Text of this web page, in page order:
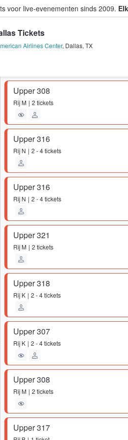
voor live-evenementen sinds 2009.
tickets kopen en
Tickets
Airlines Center, Dallas, TX
Upper 308
Rij M 2 tickets
Upper 316
Rij N 2 - 4 tickets
Upper 316
Rij N 2 - 4 tickets
Upper 321
Rij M 2 tickets
Upper 318
Rij K 2 - 4 tickets
Upper 307
Rij K 2 - 4 tickets
Upper 308
Rij M 2 tickets
Upper 317